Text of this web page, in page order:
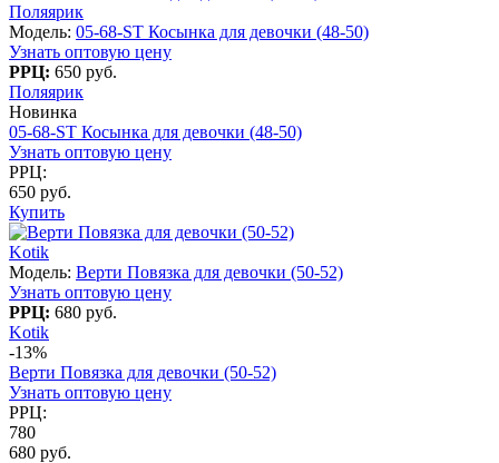
Поляярик
Модель: 05-68-ST Косынка для девочки (48-50)
Узнать оптовую цену
РРЦ: 650 руб.
Поляярик
Новинка
05-68-ST Косынка для девочки (48-50)
Узнать оптовую цену
РРЦ:
650 руб.
Купить
Kotik
Модель: Верти Повязка для девочки (50-52)
Узнать оптовую цену
РРЦ: 680 руб.
Kotik
-13%
Верти Повязка для девочки (50-52)
Узнать оптовую цену
РРЦ:
780
680 руб.